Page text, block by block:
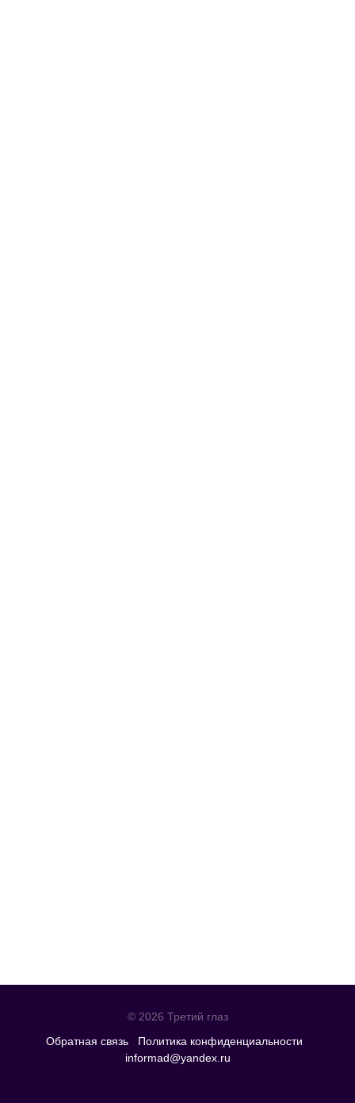
© 2026 Третий глаз
Обратная связь
Политика конфиденциальности
informad@yandex.ru